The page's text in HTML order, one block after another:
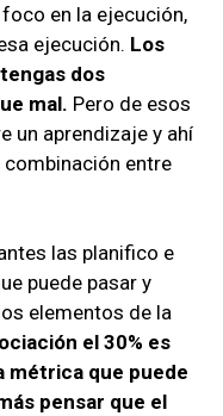
en la ejecución,
ejecución. Los
dos
mal. Pero de esos
un aprendizaje y ahí
entre
las planifico e
puede pasar y
elementos de la
el 30% es
métrica que puede
pensar que el